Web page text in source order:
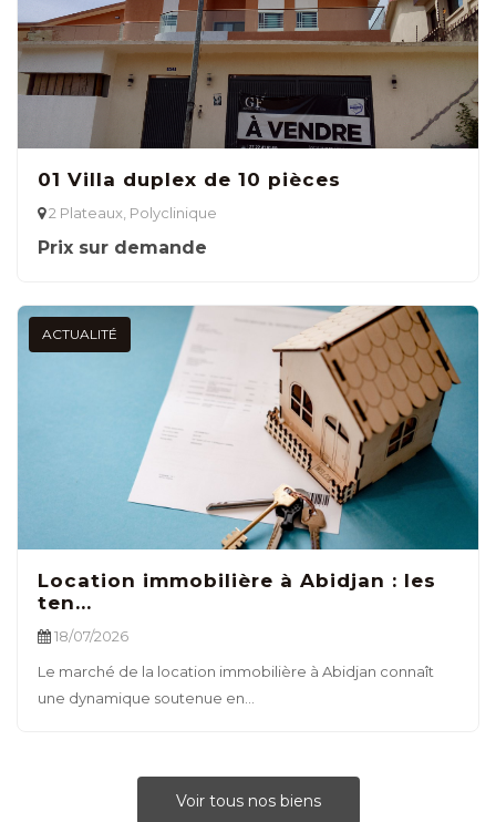
01 Villa duplex de 10 pièces
2 Plateaux, Polyclinique
Prix sur demande
ACTUALITÉ
Location immobilière à Abidjan : les
ten...
18/07/2026
Le marché de la location immobilière à Abidjan connaît
une dynamique soutenue en...
Voir tous nos biens